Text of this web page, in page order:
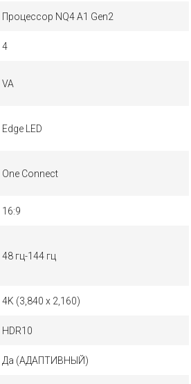
Процессор NQ4 A1 Gen2
4
VA
Edge LED
One Connect
16:9
48 гц-144 гц
4K (3,840 x 2,160)
HDR10
Да (АДАПТИВНЫЙ)